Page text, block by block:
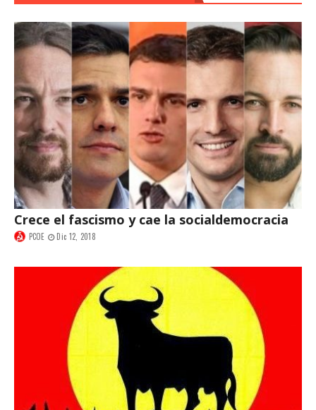
Crece el fascismo y cae la socialdemocracia
PCOE Dic 12, 2018